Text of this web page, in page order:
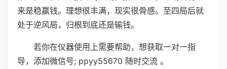
来是稳赢钱。理想很丰满，现实很骨感。至四局后就
处于逆风局，归根到底还是输钱。
若你在仪器使用上需要帮助，想获取一对一指
导，添加微信号; ppyy55670 随时交流 。